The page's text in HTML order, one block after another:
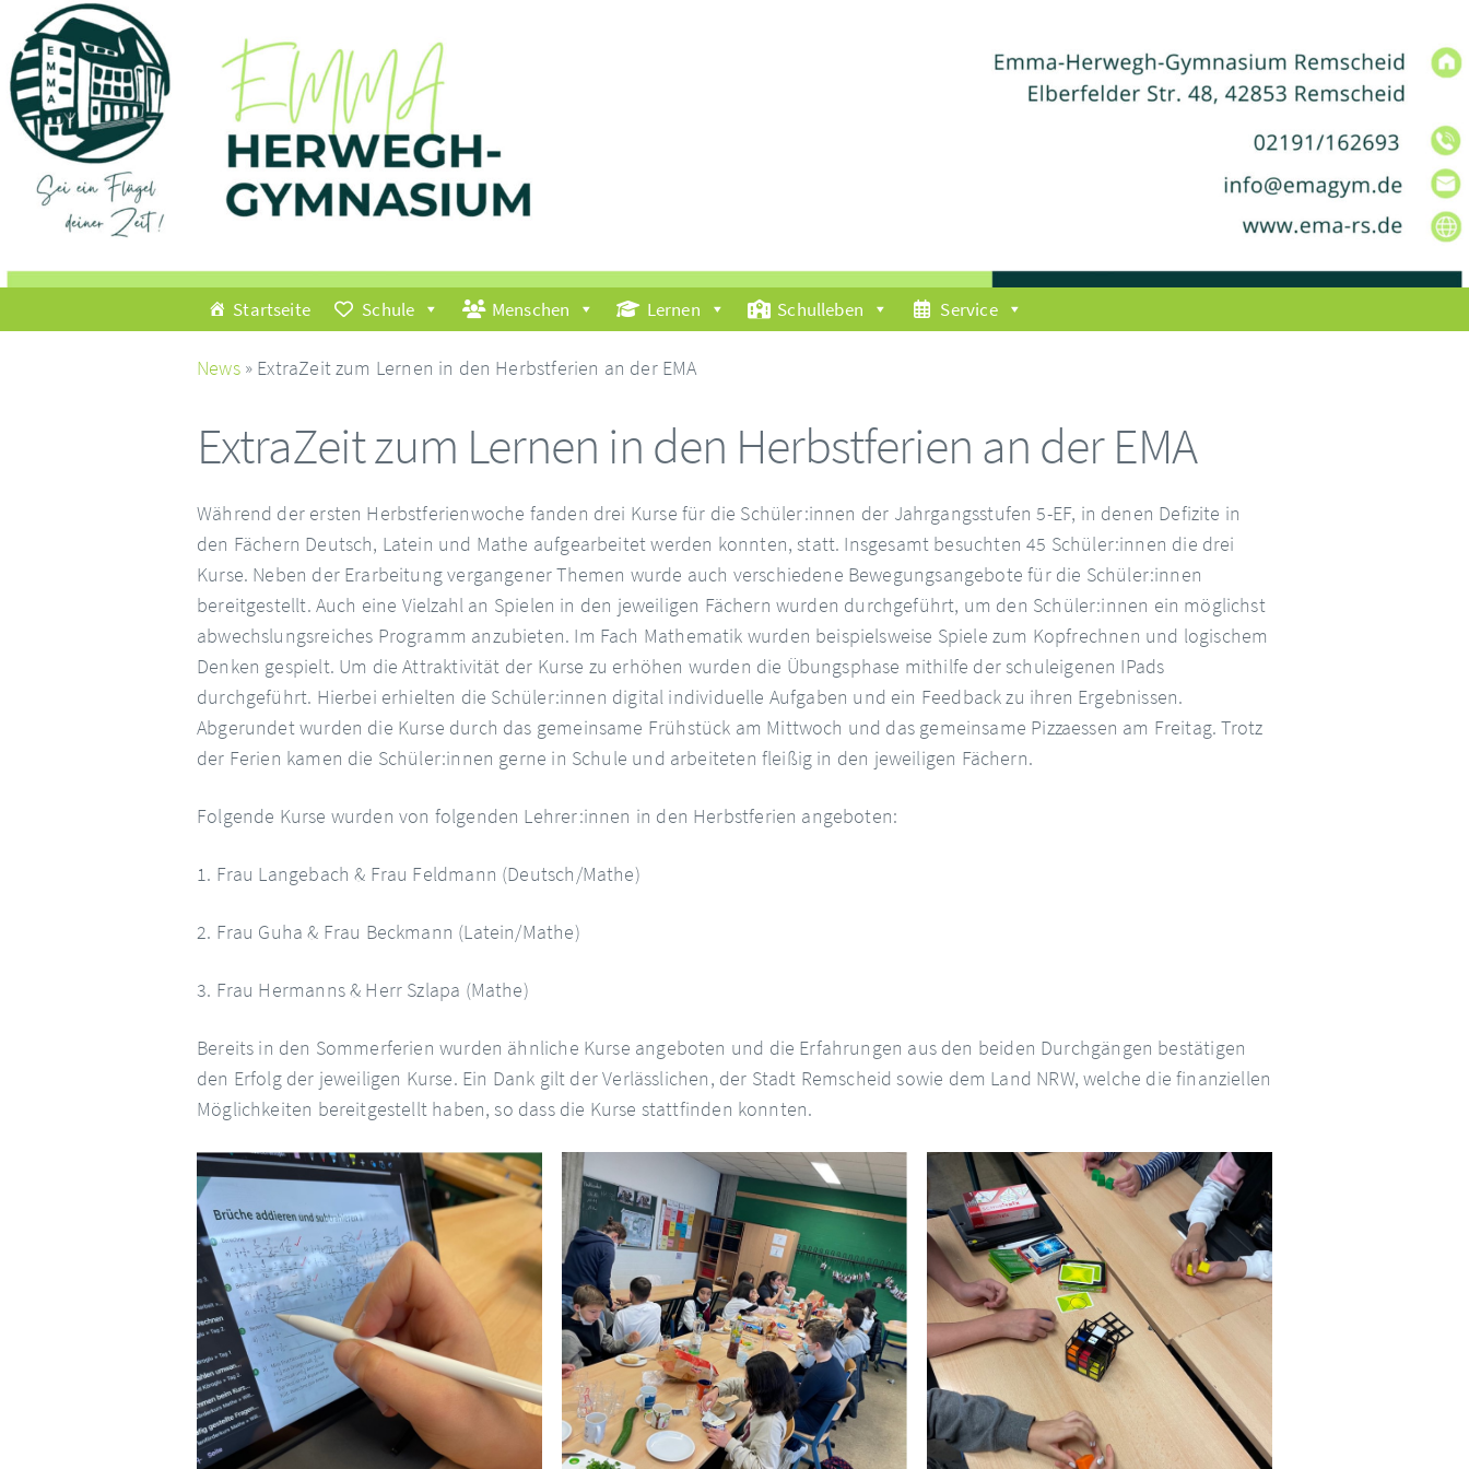
Startseite Schule Menschen Lernen Schulleben Service
News» ExtraZeit zum Lernen in den Herbstferien an der EMA
ExtraZeit zum Lernen in den Herbstferien an der EMA
Während der ersten Herbstferienwoche fanden drei Kurse für die Schüler:innen der Jahrgangsstufen 5-EF, in denen Defizite in
den Fächern Deutsch, Latein und Mathe aufgearbeitet werden konnten, statt. Insgesamt besuchten 45 Schüler:innen die drei
Kurse. Neben der Erarbeitung vergangener Themen wurde auch verschiedene Bewegungsangebote für die Schüler:innen
bereitgestellt. Auch eine Vielzahl an Spielen in den jeweiligen Fächern wurden durchgeführt, um den Schüler:innen ein möglichst
abwechslungsreiches Programm anzubieten. Im Fach Mathematik wurden beispielsweise Spiele zum Kopfrechnen und logischem
Denken gespielt. Um die Attraktivität der Kurse zu erhöhen wurden die Übungsphase mithilfe der schuleigenen IPads
durchgeführt. Hierbei erhielten die Schüler:innen digital individuelle Aufgaben und ein Feedback zu ihren Ergebnissen.
Abgerundet wurden die Kurse durch das gemeinsame Frühstück am Mittwoch und das gemeinsame Pizzaessen am Freitag. Trotz
der Ferien kamen die Schüler:innen gerne in Schule und arbeiteten fleißig in den jeweiligen Fächern.
Folgende Kurse wurden von folgenden Lehrer:innen in den Herbstferien angeboten:
1. Frau Langebach & Frau Feldmann (Deutsch/Mathe)
2. Frau Guha & Frau Beckmann (Latein/Mathe)
3. Frau Hermanns & Herr Szlapa (Mathe)
Bereits in den Sommerferien wurden ähnliche Kurse angeboten und die Erfahrungen aus den beiden Durchgängen bestätigen
den Erfolg der jeweiligen Kurse. Ein Dank gilt der Verlässlichen, der Stadt Remscheid sowie dem Land NRW, welche die finanziellen
Möglichkeiten bereitgestellt haben, so dass die Kurse stattfinden konnten.